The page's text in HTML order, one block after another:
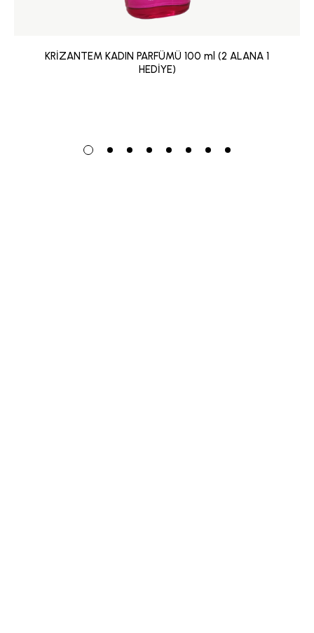
KRİZANTEM KADIN PARFÜMÜ 100 ml (2 ALANA 1
HEDİYE)